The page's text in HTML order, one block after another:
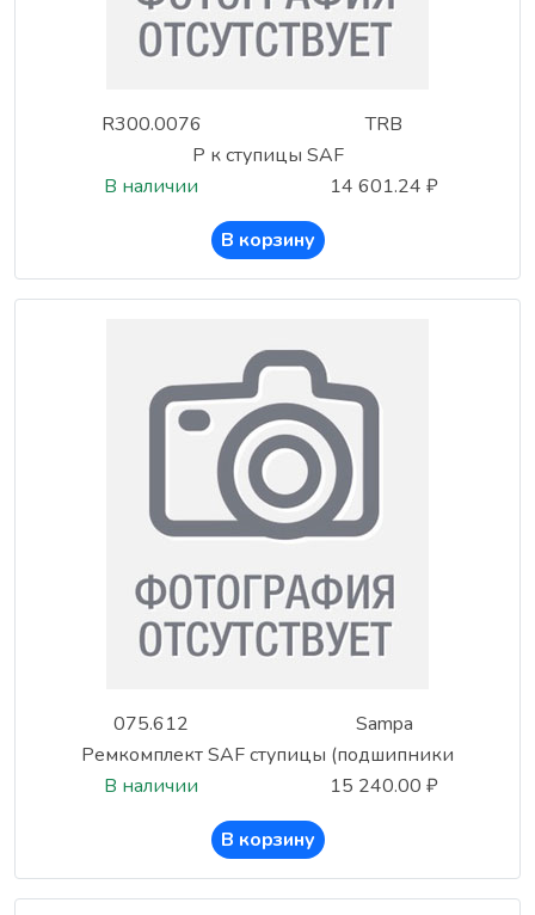
R300.0076
TRB
Р к ступицы SAF
В наличии
14 601.24 ₽
В корзину
075.612
Sampa
Ремкомплект SAF ступицы (подшипники
В наличии
15 240.00 ₽
В корзину